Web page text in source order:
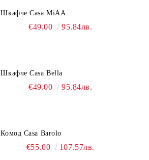
Шкафче Casa MiAA
€49.00 95.84лв.
Шкафче Casa Bella
€49.00 95.84лв.
Комод Casa Barolo
€55.00 107.57лв.